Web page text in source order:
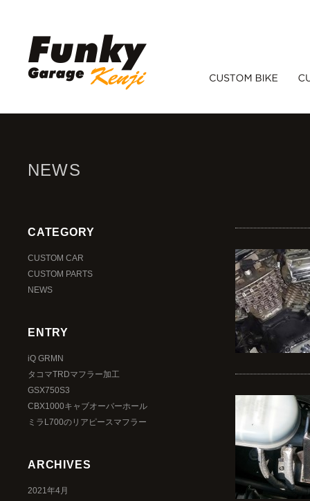
NEWS
CATEGORY
CUSTOM CAR
CUSTOM PARTS
NEWS
ENTRY
iQ GRMN
タコマTRDマフラー加工
GSX750S3
CBX1000キャブオーバーホール
ミラL700のリアピースマフラー
ARCHIVES
2021年4月